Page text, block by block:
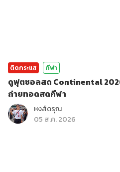
ติดกระแส กีฬา
ดูฟุตซอลสด Continental
ถ่ายทอดสดกีฬา
หงส์ดรุณ
05 ส.ค. 2026